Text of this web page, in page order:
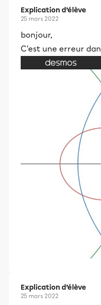
Explication d’élève
25 mars 2022
bonjour,
C'est une erreur
Explication d’élève
25 mars 2022